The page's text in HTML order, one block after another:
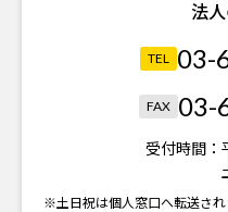
法
TEL 03-
FAX 03-
受付時間：
※土日祝は個人窓口へ転送され